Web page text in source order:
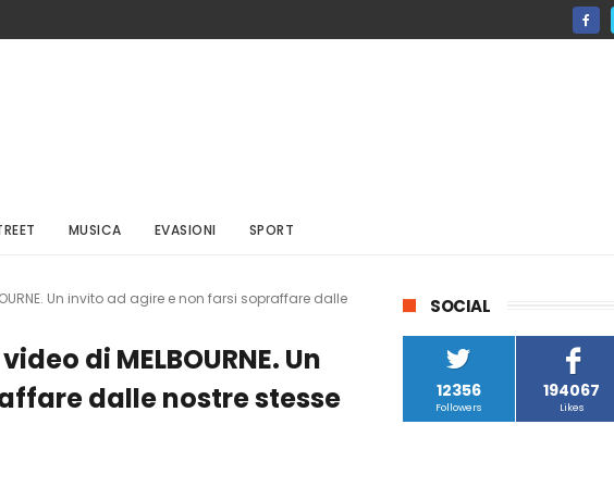
MUSICA EVASIONI SPORT
Un invito ad agire e non farsi sopraffare dalle
di MELBOURNE. Un
dalle nostre stesse
SOCIAL
12356
Followers
194067
Likes